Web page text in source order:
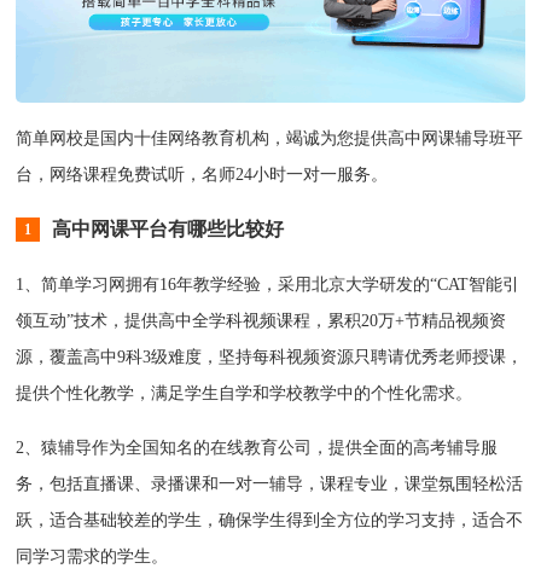
简单网校是国内十佳网络教育机构，竭诚为您提供高中网课辅导班平
台，网络课程免费试听，名师24小时一对一服务。
1 高中网课平台有哪些比较好
1、简单学习网拥有16年教学经验，‌采用北京大学研发的“CAT智能引
领互动”技术，‌提供高中全学科视频课程，‌累积20万+节精品视频资
源，‌覆盖高中9科3级难度，‌坚持每科视频资源只聘请优秀老师授课，‌
提供个性化教学，‌满足学生自学和学校教学中的个性化需求。‌
2、猿辅导作为全国知名的在线教育公司，‌提供全面的高考辅导服
务，‌包括直播课、‌录播课和一对一辅导，‌课程专业，‌课堂氛围轻松活
跃，‌适合基础较差的学生，‌确保学生得到全方位的学习支持，‌适合不
同学习需求的学生。‌